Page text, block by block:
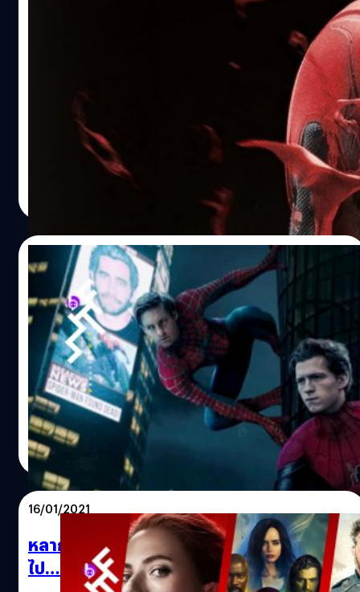
บอสใหญ่ Marvel Studios ยืนยัน Charlie
Cox จะมารับบท Daredevil อีกครั้ง ใน MCU
ในช่วงที่ตัวอย่างของ Spider-Man: No Way Home ถูกปล่อย
ออกมา จะเห็นว่า Peter Parker ถูกเปิดเผยตัวตนว่าคือ
Spider-Man ทำให้เขาถูกดำเนินคดี แล้วใครจะมาช่วยเขาว่า
ความคดีกัน ทำเอาแฟน Marvel มโนว่างานนี้ต้องถึงมือ
Daredevil แล้ว และในที่สุดความมโนของทุกคนก็เป็นจริง เค
วิน ไฟกี (Kevin Feige) บอสใหญ่ของ Marvel Studios ยืนยัน
ด้วยตัวเองว่า ชาร์ลี ค็อกซ์ (Charlie Cox) ผู้รับบท Daredevil
ของ Netflix จะกลับมารับบทนี้อีกครั้ง และเขาจะเป็นตัวละคร
ที่จะมาอยู่ในจักรวาล Marvel Cinematic Universe ในอนาคต
"ถ้าคุณแอบเห็น Daredevil แถว ๆ นี้ ใช่ ชาร์ลี ค็อกซ์ จะเล่น
เป็น Daredevil" ไฟกี บอกกับทาง CinemaBlend "จะเห็น
ที่ไหน…
จีรนาถ เรืองทรัพย์| 1705 days ago
06/02/2021
มาร์เวลไม่ให้ ทอม ฮอลแลนด์ รู้ว่า โทบี้ แม็กไกว
ร์ และ แอนดรูว์ การ์ฟิลด์ จะกลับมาใน Spider-
Man 3 หรือไม่
ต้องบอกเลยว่า โพรเจกต์อนาคตของมาร์เวลที่ถูกจับตามอง
ที่สุดในขณะนี้คงจะหนีไม่พ้น Spider-Man 3 เพราะในช่วง 2-3
เดือนที่ผ่านมานี่ มีข่าวแพร่สะพัดมากมายเหลือเกิน ทั้งข่าวที่
สร้างความตื่นเต้นให้กับแฟน ๆ ที่ว่า ภาคนี้จะเป็นการรวม
จักรวาลคู่ขนาน พาเอาสไปเดอร์-แมน คนก่อน ๆ อย่าง แอน
ดรูว์ การ์ฟิลด์ และ โทบี้ แม็กไกวร์ กลับมาร่วมแสดงด้วยใน
ฐานะที่ปรึกษา ซึ่งนับว่าเป็นครั้งแรกในประวัติศาสตร์
ภาพยนตร์ซูเปอร์ฮีโร ที่เราอาจจะได้เห็น สไปเดอร์-แมน ทั้ง 3
เวอร์ชันขึ้นจอพร้อม ๆ กัน เร็ว ๆ นี้ ทอม ฮอลแลนด์ ในฐานะ ส
ไปเดอร์-แมน คนปัจจุบันได้ให้สัมภาษณ์กับ Variety นักข่าวก็
ยิงคำถามตรงเลยว่าตกลง แอนดรูว์ การ์ฟิลด์ และ โทบี้ แม็ก
ไกวร์ กลับมาปรากฏตัวในภาคนี้อย่างที่เป็นข่าวหรือเปล่า
สุชยา เกษจำรัส | 2008 days ago
Read More
16/01/2021
หลากเรื่องจักรวาล Marvel ของหนังเฟสต่อ
ไป…ที่คุณต้องรู้!